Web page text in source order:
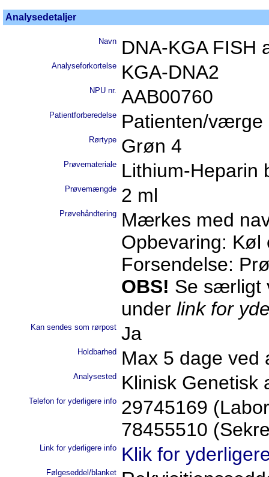
Analysedetaljer
Navn DNA-KGA FISH
Analyseforkortelse KGA-DNA2
NPU nr. AAB00760
Patientforberedelse Patienten/værge
Rørtype Grøn 4
Prøvemateriale Lithium-Heparin
Prøvemængde 2 ml
Prøvehåndtering
Mærkes med
Opbevaring: Køl
Forsendelse:
OBS! Se særligt
under link for
Kan sendes som rørpost Ja
Holdbarhed Max 5 dage ved
Analysested Klinisk Genetisk
Telefon for yderligere info 29745169
78455510
Link for yderligere info Klik for
Følgeseddel/blanket